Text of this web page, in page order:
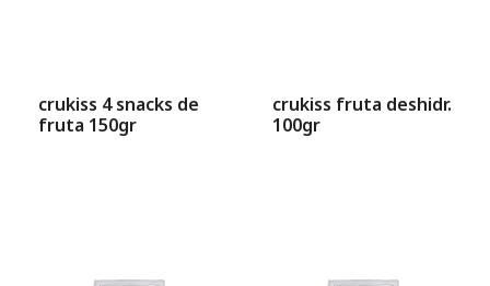
crukiss 4 snacks de
fruta 150gr
crukiss fruta deshidr.
100gr